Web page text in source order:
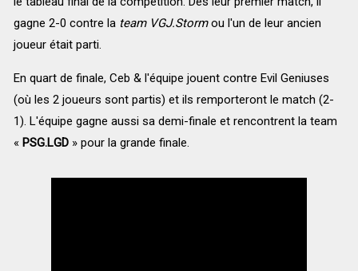
gagne 2-0 contre lateam VGJ.Stormou l'un de leur ancien
joueur était parti.
En quart de finale, Ceb & l'équipe jouent contre Evil Geniuses
(où les 2 joueurs sont partis) et ils remporteront le match (2-
1). L'équipe gagne aussi sa demi-finale et rencontrent la team
« PSG.LGD » pour la grande finale.